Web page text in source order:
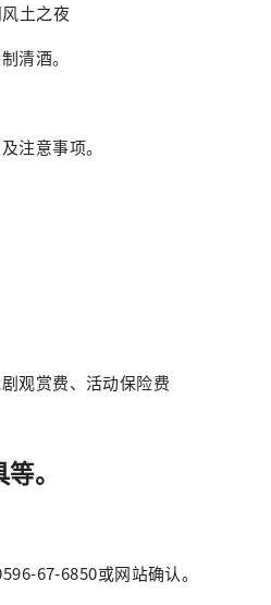
土之夜
清酒。
注意事项。
观赏费、活动保险费
。
67-6850或网站确认。